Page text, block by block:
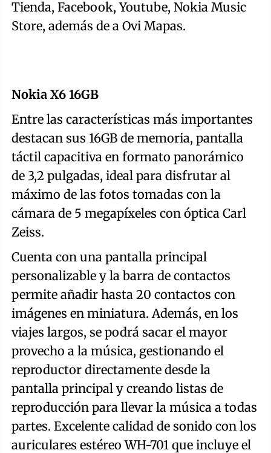
Tienda, Facebook, Youtube, Nokia Music
Store, además de a Ovi Mapas.
Nokia X6 16GB
Entre las características más importantes
destacan sus 16GB de memoria, pantalla
táctil capacitiva en formato panorámico
de 3,2 pulgadas, ideal para disfrutar al
máximo de las fotos tomadas con la
cámara de 5 megapíxeles con óptica Carl
Zeiss.
Cuenta con una pantalla principal
personalizable y la barra de contactos
permite añadir hasta 20 contactos con
imágenes en miniatura. Además, en los
viajes largos, se podrá sacar el mayor
provecho a la música, gestionando el
reproductor directamente desde la
pantalla principal y creando listas de
reproducción para llevar la música a todas
partes. Excelente calidad de sonido con los
auriculares estéreo WH-701 que incluye el